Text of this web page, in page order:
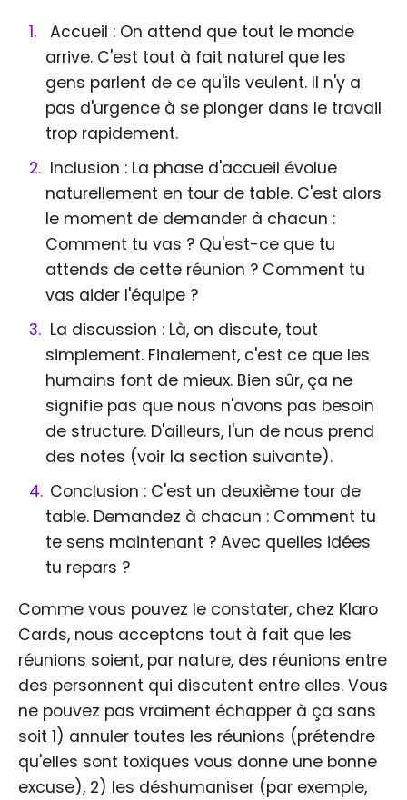
Accueil : On attend que tout le monde
arrive. C'est tout à fait naturel que les
gens parlent de ce qu'ils veulent. Il n'y a
pas d'urgence à se plonger dans le travail
trop rapidement.
Inclusion : La phase d'accueil évolue
naturellement en tour de table. C'est alors
le moment de demander à chacun :
Comment tu vas ? Qu'est-ce que tu
attends de cette réunion ? Comment tu
vas aider l'équipe ?
La discussion : Là, on discute, tout
simplement. Finalement, c'est ce que les
humains font de mieux. Bien sûr, ça ne
signifie pas que nous n'avons pas besoin
de structure. D'ailleurs, l'un de nous prend
des notes (voir la section suivante).
Conclusion : C'est un deuxième tour de
table. Demandez à chacun : Comment tu
te sens maintenant ? Avec quelles idées
tu repars ?
Comme vous pouvez le constater, chez Klaro
Cards, nous acceptons tout à fait que les
réunions soient, par nature, des réunions entre
des personnent qui discutent entre elles. Vous
ne pouvez pas vraiment échapper à ça sans
soit 1) annuler toutes les réunions (prétendre
qu'elles sont toxiques vous donne une bonne
excuse), 2) les déshumaniser (par exemple,